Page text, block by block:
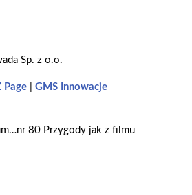
Sp. z o.o.
Page |GMS Innowacje
80 Przygody jak z filmu